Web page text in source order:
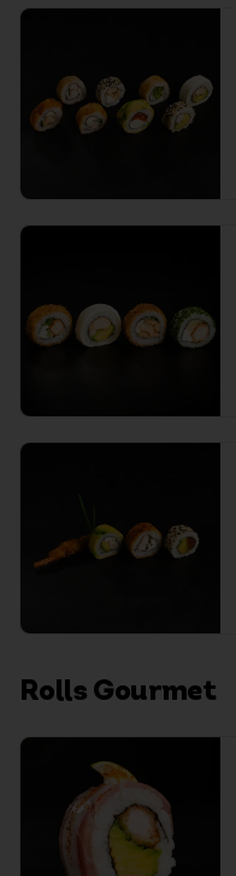
Rolls Gourmet